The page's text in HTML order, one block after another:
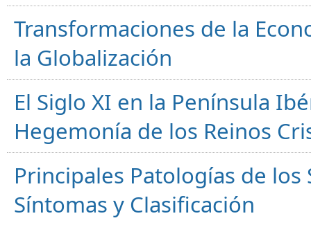
Transformaciones de la
la Globalización
El Siglo XI en la Península
Hegemonía de los Reinos
Principales Patologías de
Síntomas y Clasificación